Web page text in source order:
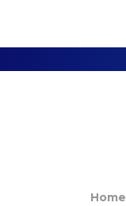
Home